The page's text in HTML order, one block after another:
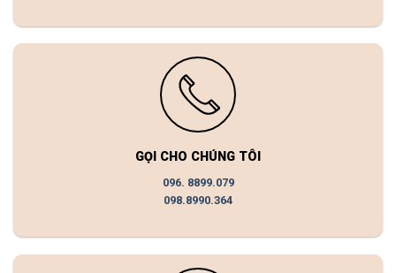
GỌI CHO CHÚNG TÔI
096. 8899.079
098.8990.364